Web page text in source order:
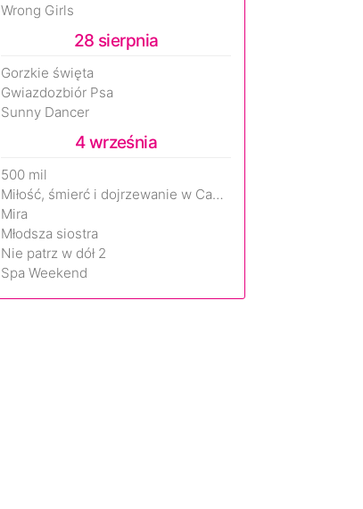
Wrong Girls
28 sierpnia
Gorzkie święta
Gwiazdozbiór Psa
Sunny Dancer
4 września
500 mil
Miłość, śmierć i dojrzewanie w Camp Miasma
Mira
Młodsza siostra
Nie patrz w dół 2
Spa Weekend